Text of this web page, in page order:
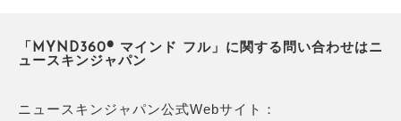
「MYND360® マインド フル」に関する問い合わせはニ
ュースキンジャパン
ニュースキンジャパン公式Webサイト：